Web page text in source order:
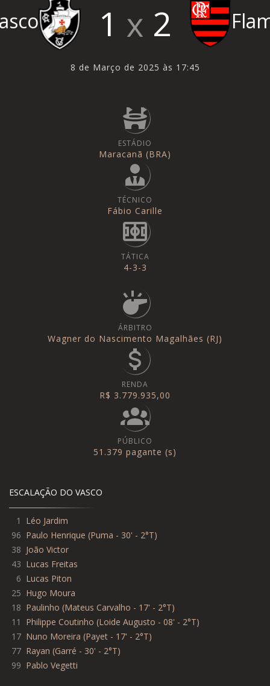
1 2
8 de Março de 2025 às 17:45
ESTÁDIO
Maracanã (BRA)
TÉCNICO
Fábio Carille
TÁTICA
4-3-3
ÁRBITRO
Wagner do Nascimento Magalhães (RJ)
RENDA
R$ 3.779.935,00
PÚBLICO
51.379 pagante (s)
ESCALAÇÃO DO VASCO
1
Léo Jardim
96 Paulo Henrique (Puma - 30' - 2°T)
38 João Victor
43 Lucas Freitas
6 Lucas Piton
25 Hugo Moura
18 Paulinho (Mateus Carvalho - 17' - 2°T)
11
Philippe Coutinho (Loide Augusto - 08' - 2°T)
17 Nuno Moreira (Payet - 17' - 2°T)
77 Rayan (Garré - 30' - 2°T)
99 Pablo Vegetti